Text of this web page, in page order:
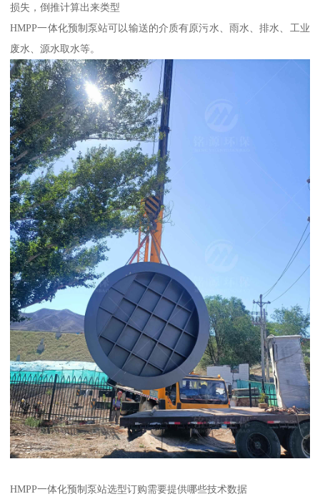
损失，倒推计算出来类型
HMPP一体化预制泵站可以输送的介质有原污水、雨水、排水、工业
废水、源水取水等。
HMPP一体化预制泵站选型订购需要提供哪些技术数据